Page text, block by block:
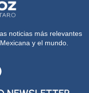
noticias más relevantes
y el mundo.